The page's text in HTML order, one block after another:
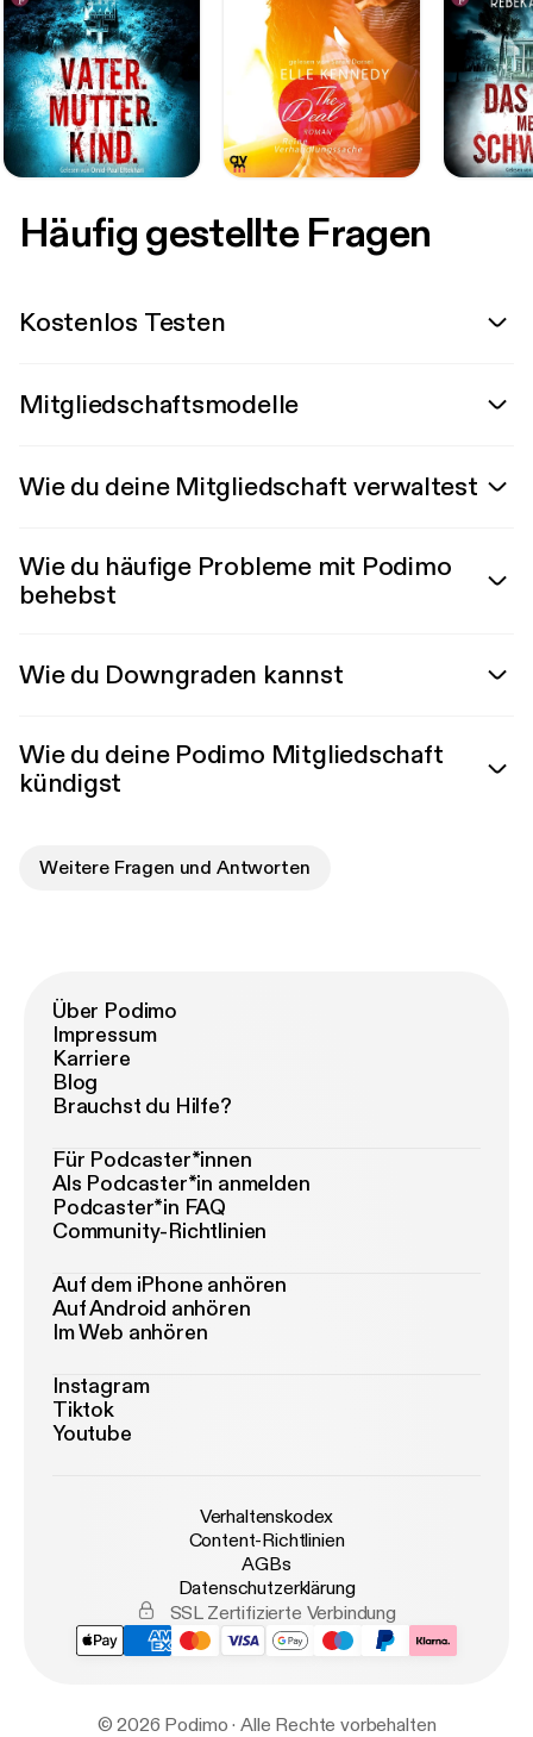
Häufig gestellte Fragen
Kostenlos Testen
Mitgliedschaftsmodelle
Wie du deine Mitgliedschaft verwaltest
Wie du häufige Probleme mit Podimo
behebst
Wie du Downgraden kannst
Wie du deine Podimo Mitgliedschaft
kündigst
Weitere Fragen und Antworten
Über Podimo
Impressum
Karriere
Blog
Brauchst du Hilfe?
Für Podcaster*innen
Als Podcaster*in anmelden
Podcaster*in FAQ
Community-Richtlinien
Auf dem iPhone anhören
Auf Android anhören
Im Web anhören
Instagram
Tiktok
Youtube
Verhaltenskodex
Content-Richtlinien
AGBs
Datenschutzerklärung
SSL Zertifizierte Verbindung
© 2026 Podimo · Alle Rechte vorbehalten